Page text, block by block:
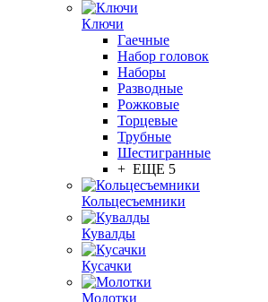
Ключи
Гаечные
Набор головок
Наборы
Разводные
Рожковые
Торцевые
Трубные
Шестигранные
+ ЕЩЕ 5
Кольцесъемники
Кувалды
Кусачки
Молотки